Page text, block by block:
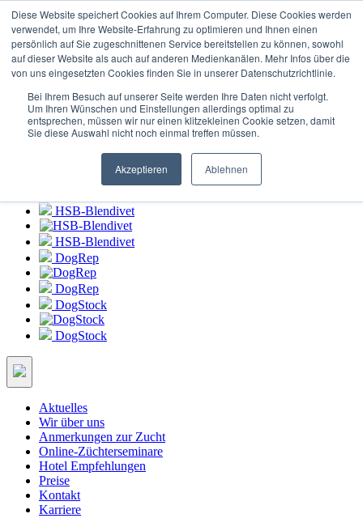
Diese Website speichert Cookies auf Ihrem Computer. Diese Cookies werden
verwendet, um Ihre Website-Erfahrung zu optimieren und Ihnen einen
persönlich auf Sie zugeschnittenen Service bereitstellen zu können, sowohl
auf dieser Website als auch auf anderen Medienkanälen. Mehr Infos über die
von uns eingesetzten Cookies finden Sie in unserer Datenschutzrichtlinie.
Bei Ihrem Besuch auf unserer Seite werden Ihre Daten nicht verfolgt.
Um Ihren Wünschen und Einstellungen allerdings optimal zu
entsprechen, müssen wir nur einen klitzekleinen Cookie setzen, damit
Sie diese Auswahl nicht noch einmal treffen müssen.
Akzeptieren Ablehnen
Login zumHSB-Blendivet Portal
HSB-Blendivet
DogRep
DogRep
DogStock
DogStock
HSB-Blendivet
HSB-Blendivet
DogRep
DogRep
DogStock
DogStock
Aktuelles
Wir über uns
Anmerkungen zur Zucht
Online-Züchterseminare
Hotel Empfehlungen
Preise
Kontakt
Karriere